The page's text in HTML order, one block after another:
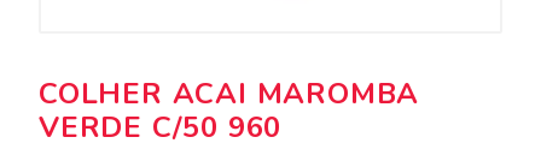
COLHER ACAI MAROMBA
VERDE C/50 960